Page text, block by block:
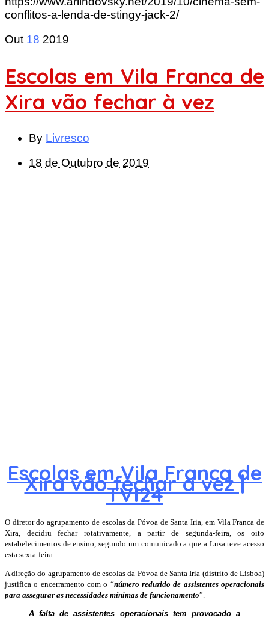
conflitos-a-lenda-de-stingy-jack-2/
Out 18 2019
Escolas em Vila Franca de
Xira vão fechar à vez
By Livresco
18 de Outubro de 2019
Escolas em Vila Franca de
Xira vão fechar à vez |
TVI24
O diretor do agrupamento de escolas da Póvoa de Santa Iria, em Vila Franca de
Xira, decidiu fechar rotativamente, a partir de segunda-feira, os oito
estabelecimentos de ensino, segundo um comunicado a que a Lusa teve acesso
esta sexta-feira.
A direção do agrupamento de escolas da Póvoa de Santa Iria (distrito de Lisboa)
justifica o encerramento com o “número reduzido de assistentes operacionais
para assegurar as necessidades mínimas de funcionamento”.
A falta de assistentes operacionais tem provocado a